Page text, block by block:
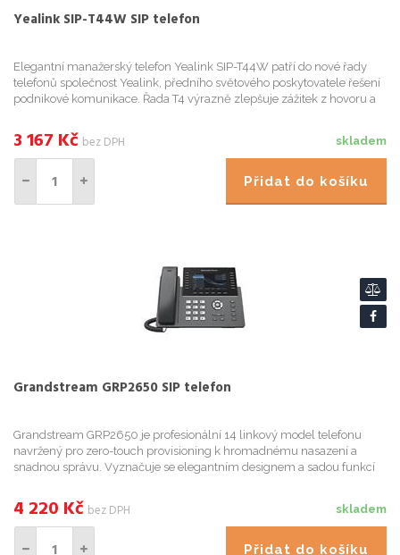
Yealink SIP-T44W SIP telefon
Elegantní manažerský telefon Yealink SIP-T44W patří do nové řady
telefonů společnost Yealink, předního světového poskytovatele řešení
podnikové komunikace. Řada T4 výrazně zlepšuje zážitek z hovoru a
skladem
3 167 Kč bez DPH
Přidat do košíku
Grandstream GRP2650 SIP telefon
Grandstream GRP2650 je profesionální 14 linkový model telefonu
navržený pro zero-touch provisioning k hromadnému nasazení a
snadnou správu. Vyznačuje se elegantním designem a sadou funkcí
skladem
4 220 Kč bez DPH
Přidat do košíku